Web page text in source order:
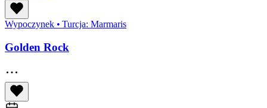
Wypoczynek • Turcja: Marmaris
Golden Rock